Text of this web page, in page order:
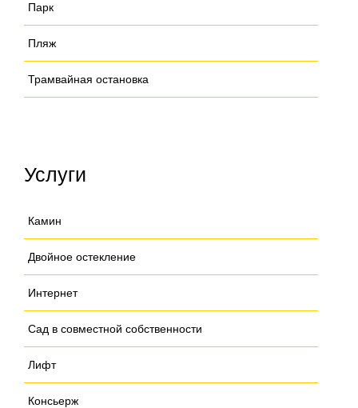
Парк
Пляж
Трамвайная остановка
Услуги
Камин
Двойное остекление
Интернет
Сад в совместной собственности
Лифт
Консьерж